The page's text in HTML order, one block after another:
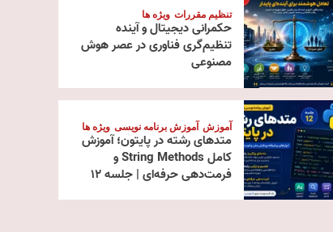
تنظیم مقررات ویژه ها
حکمرانی دیجیتال و آینده
تنظیم‌گری فناوری در عصر هوش
مصنوعی
آموزش آموزش برنامه نویسی ویژه ها
متدهای رشته در پایتون؛ آموزش
کامل String Methods و
فرمت‌دهی حرفه‌ای | جلسه ۱۲